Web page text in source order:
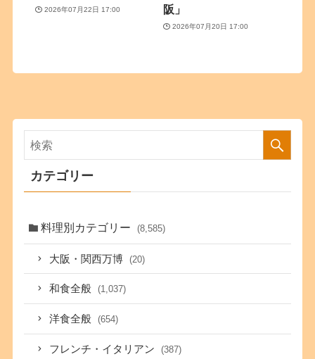
2026年07月22日 17:00
阪」
2026年07月20日 17:00
カテゴリー
料理別カテゴリー (8,585)
大阪・関西万博 (20)
和食全般 (1,037)
洋食全般 (654)
フレンチ・イタリアン (387)